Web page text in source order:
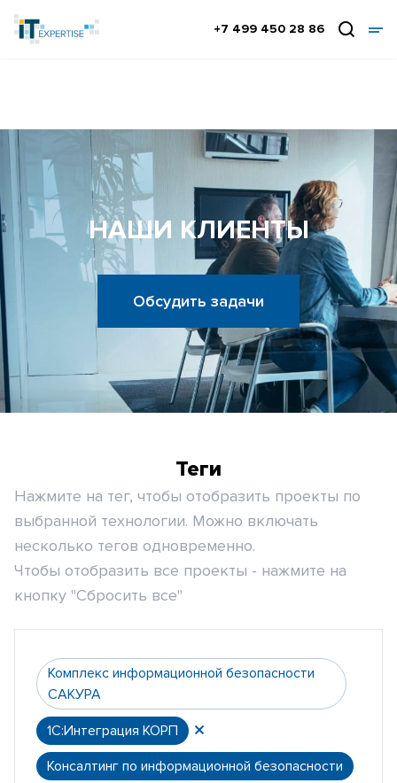
+7 499 450 28 86
НАШИ КЛИЕНТЫ
Обсудить задачи
Теги
Нажмите на тег, чтобы отобразить проекты по
выбранной технологии. Можно включать
несколько тегов одновременно.
Чтобы отобразить все проекты - нажмите на
кнопку "Сбросить все"
Комплекс информационной безопасности
САКУРА
1С:Интеграция КОРП
Консалтинг по информационной безопасности